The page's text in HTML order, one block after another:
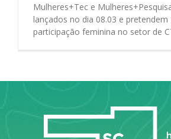
Mulheres+Tec e
lançados no dia 08.03 e
participação feminina no setor de